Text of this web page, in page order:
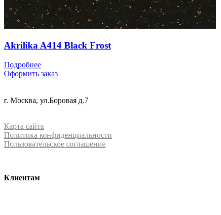
Akrilika A414 Black Frost
Подробнее
Оформить заказ
г. Москва, ул.Боровая д.7
Карта сайта
Политика конфиденциальности
Пользовательское соглашение
Клиентам